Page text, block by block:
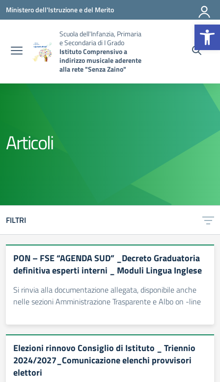
Vai ai contenuti
Vai al menu di navigazione
Vai al footer
Ministero dell'Istruzione e del Merito
Scuola dell'Infanzia, Primaria
e Secondaria di I Grado
Istituto Comprensivo a
indirizzo musicale aderente
alla rete "Senza Zaino"
Articoli
FILTRI
PON – FSE “AGENDA SUD” _Decreto Graduatoria
definitiva esperti interni _ Moduli Lingua Inglese
Si rinvia alla documentazione allegata, disponibile anche
nelle sezioni Amministrazione Trasparente e Albo on -line
Elezioni rinnovo Consiglio di Istituto _ Triennio
2024/2027_Comunicazione elenchi provvisori
elettori